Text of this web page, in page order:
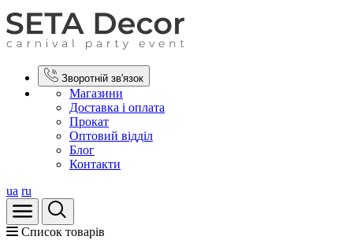
Зворотній зв'язок
Магазини
Доставка і оплата
Прокат
Оптовий відділ
Блог
Контакти
ua ru
Список товарів